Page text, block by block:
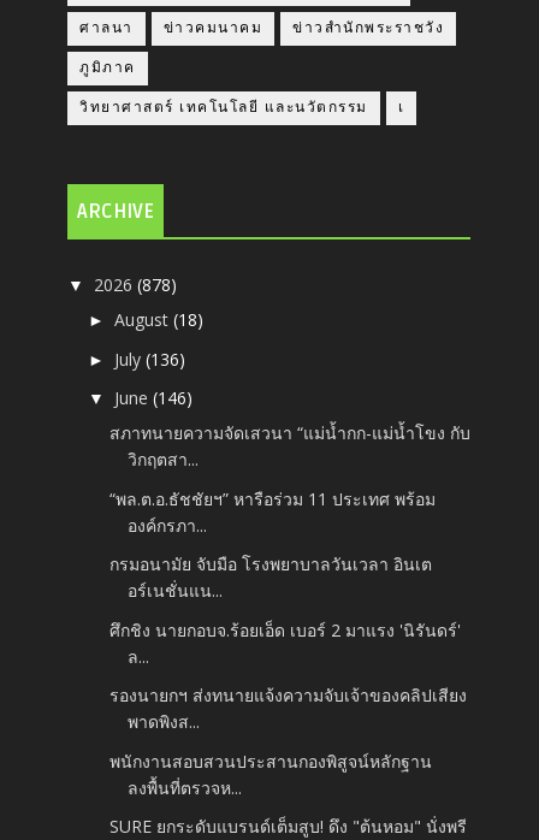
ศาลนา ข่าวคมนาคม ข่าวสำนักพระราชวัง
ภูมิภาค
วิทยาศาสตร์ เทคโนโลยี และนวัตกรรม เ
ARCHIVE
▼ 2026(878)
►August(18)
► July(136)
▼ June(146)
สภาทนายความจัดเสวนา “แม่น้ำกก-แม่น้ำโขง กับ
วิกฤตสา...
“พล.ต.อ.ธัชชัยฯ” หารือร่วม 11 ประเทศ พร้อม
องค์กรภา...
กรมอนามัย จับมือ โรงพยาบาลวันเวลา อินเต
อร์เนชั่นแน...
ศึกชิง นายกอบจ.ร้อยเอ็ด เบอร์ 2 มาแรง 'นิรันดร์'
ล...
รองนายกฯ ส่งทนายแจ้งความจับเจ้าของคลิปเสียง
พาดพิงส...
พนักงานสอบสวนประสานกองพิสูจน์หลักฐาน
ลงพื้นที่ตรวจห...
SURE ยกระดับแบรนด์เต็มสูบ! ดึง "ต้นหอม" นั่งพรี